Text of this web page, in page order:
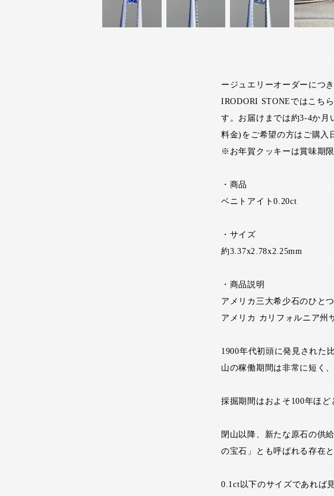
ージュエリーオーダーにつ
IRODORI STONEではこち
す。お届けまでは約3-4か月
料金)をご希望の方はご購入
※お年賀クッキーは賞味期
・商品
ベニトアイト0.20ct
・サイズ
約3.37x2.78x2.25mm
・商品説明
アメリカ三大希少石のひと
アメリカ カリフォルニア州
1900年代初頭に発見された
山の稼働期間は非常に短く
採掘期間はおよそ100年ほど
閉山以降、新たな原石の供
の宝石」とも呼ばれる存在
0.1ct以下のサイズであれば